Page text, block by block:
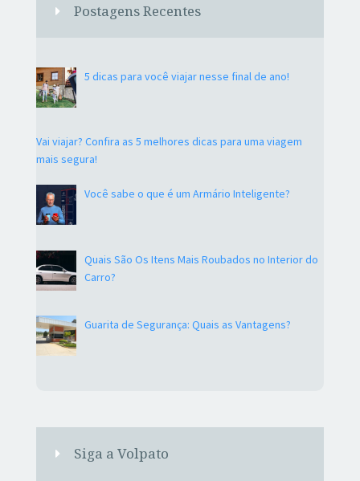
Postagens Recentes
5 dicas para você viajar nesse final de ano!
Vai viajar? Confira as 5 melhores dicas para uma viagem
mais segura!
Você sabe o que é um Armário Inteligente?
Quais São Os Itens Mais Roubados no Interior do
Carro?
Guarita de Segurança: Quais as Vantagens?
Siga a Volpato